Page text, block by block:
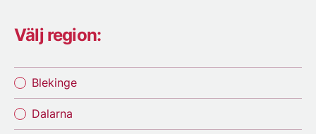
Välj region:
Blekinge
Dalarna